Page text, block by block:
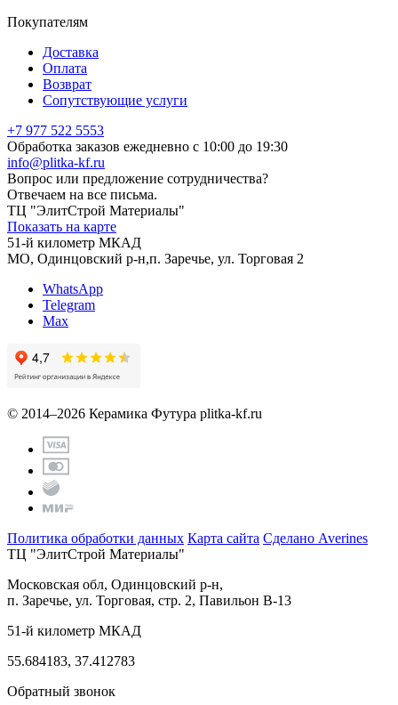
Покупателям
Доставка
Оплата
Возврат
Сопутствующие услуги
+7 977 522 5553
Обработка заказов ежедневно с 10:00 до 19:30
info@plitka-kf.ru
Вопрос или предложение сотрудничества?
Отвечаем на все письма.
ТЦ "ЭлитСтрой Материалы"
Показать на карте
51-й километр МКАД
МО, Одинцовский р-н,п. Заречье, ул. Торговая 2
WhatsApp
Telegram
Max
© 2014–2026 Керамика Футура plitka-kf.ru
Политика обработки данных Карта сайта Сделано Averines
ТЦ "ЭлитСтрой Материалы"
Московская обл, Одинцовский р-н,
п. Заречье, ул. Торговая, стр. 2, Павильон В-13
51-й километр МКАД
55.684183, 37.412783
Обратный звонок